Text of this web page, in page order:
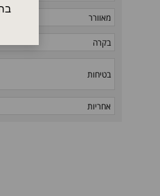
מאוורר
בקרה
בטיחות
אחריות